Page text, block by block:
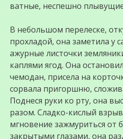
ватные, неспешно
В небольшом перелеске,
прохладой, она заметила у
ажурные листочки
каплями ягод. Она
чемодан, присела на
сорвала пригоршню,
Поднеся руки ко рту, она
разом. Сладко-кислый взрыв
мгновение зажмуриться от
закрытыми глазами, она